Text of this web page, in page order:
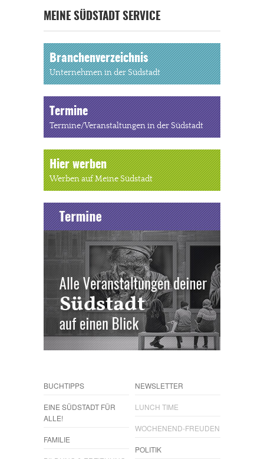
MEINE SÜDSTADT SERVICE
Branchenverzeichnis
Unternehmen in der Südstadt
Termine
Termine/Veranstaltungen in der Südstadt
Hier werben
Werben auf Meine Südstadt
BUCHTIPPS
EINE SÜDSTADT FÜR
ALLE!
FAMILIE
NEWSLETTER
LUNCH TIME
WOCHENEND-FREUDEN
POLITIK